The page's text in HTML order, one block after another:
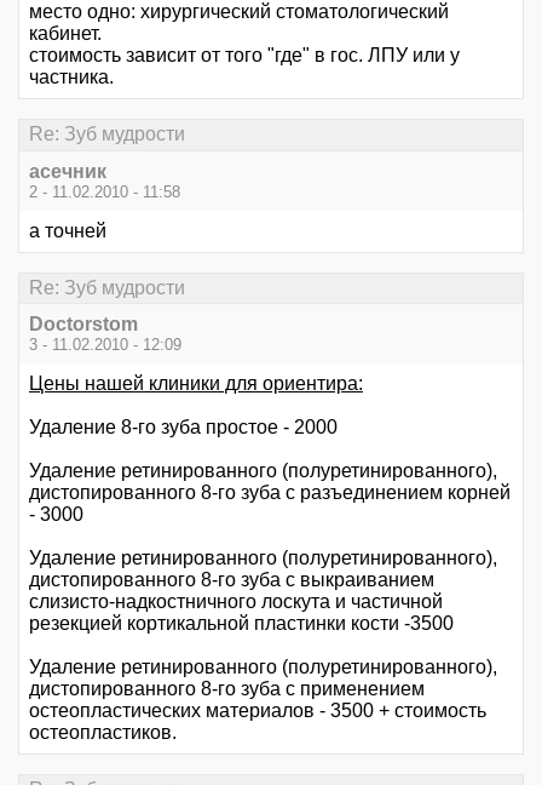
место одно: хирургический стоматологический
кабинет.
стоимость зависит от того "где" в гос. ЛПУ или у
частника.
Re: Зуб мудрости
асечник
2 - 11.02.2010 - 11:58
а точней
Re: Зуб мудрости
Doctorstom
3 - 11.02.2010 - 12:09
Цены нашей клиники для ориентира:
Удаление 8-го зуба простое - 2000
Удаление ретинированного (полуретинированного),
дистопированного 8-го зуба с разъединением корней
- 3000
Удаление ретинированного (полуретинированного),
дистопированного 8-го зуба с выкраиванием
слизисто-надкостничного лоскута и частичной
резекцией кортикальной пластинки кости -3500
Удаление ретинированного (полуретинированного),
дистопированного 8-го зуба с применением
остеопластических материалов - 3500 + стоимость
остеопластиков.